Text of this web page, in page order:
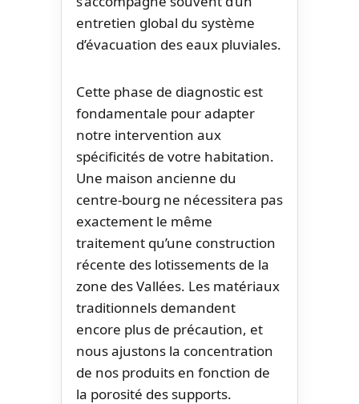
entretien global du système
d’évacuation des eaux pluviales.
Cette phase de diagnostic est
fondamentale pour adapter
notre intervention aux
spécificités de votre habitation.
Une maison ancienne du
centre-bourg ne nécessitera pas
exactement le même
traitement qu’une construction
récente des lotissements de la
zone des Vallées. Les matériaux
traditionnels demandent
encore plus de précaution, et
nous ajustons la concentration
de nos produits en fonction de
la porosité des supports.